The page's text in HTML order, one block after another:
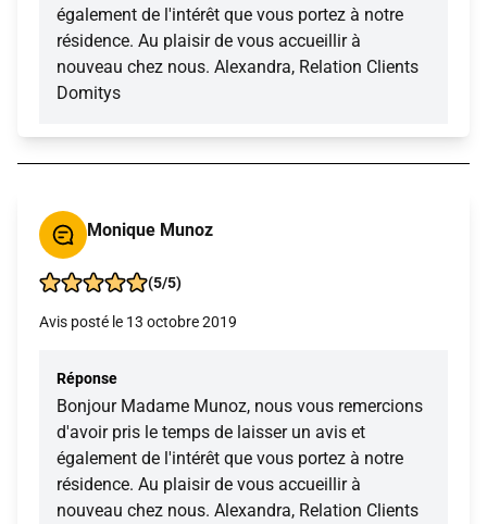
également de l'intérêt que vous portez à notre
résidence. Au plaisir de vous accueillir à
nouveau chez nous. Alexandra, Relation Clients
Domitys
Monique Munoz
(5/5)
Avis posté le 13 octobre 2019
Réponse
Bonjour Madame Munoz, nous vous remercions
d'avoir pris le temps de laisser un avis et
également de l'intérêt que vous portez à notre
résidence. Au plaisir de vous accueillir à
nouveau chez nous. Alexandra, Relation Clients